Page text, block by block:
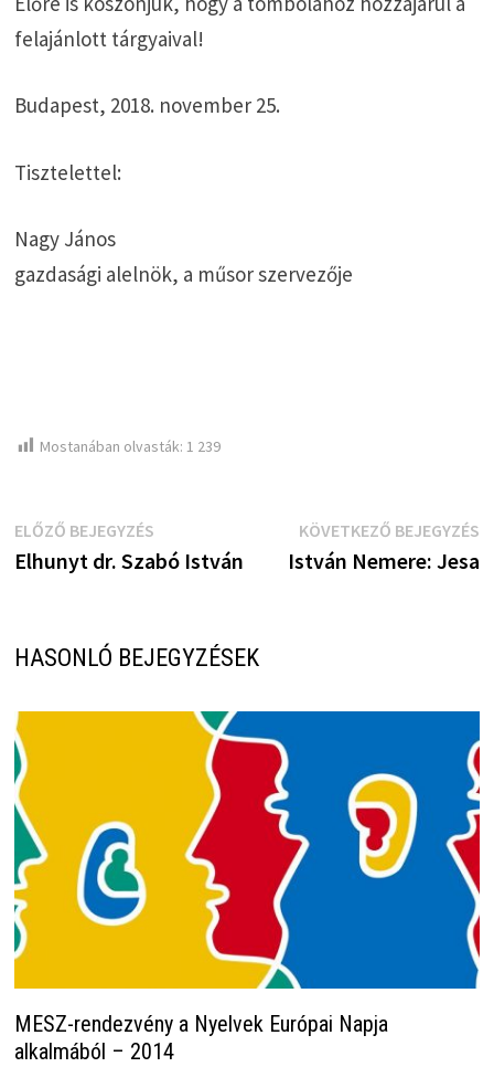
felajánlott tárgyaival!
Budapest, 2018. november 25.
Tisztelettel:
Nagy János
gazdasági alelnök, a műsor szervezője
Mostanában olvasták: 1 239
Bejegyzés
navigáció
ELŐZŐ BEJEGYZÉSElőző
bejegyzés:
Elhunyt dr. Szabó István
KÖVETKEZŐ BEJEGYZÉS
István Nemere: Jesa
HASONLÓ BEJEGYZÉSEK
MESZ-rendezvény a Nyelvek Európai Napja
alkalmából – 2014